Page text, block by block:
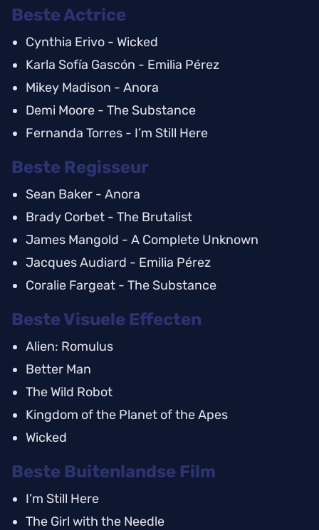
Beste Actrice
Cynthia Erivo - Wicked
Karla Sofía Gascón - Emilia Pérez
Mikey Madison - Anora
Demi Moore - The Substance
Fernanda Torres - I’m Still Here
Beste Regisseur
Sean Baker - Anora
Brady Corbet - The Brutalist
James Mangold - A Complete Unknown
Jacques Audiard - Emilia Pérez
Coralie Fargeat - The Substance
Beste Visuele Effecten
Alien: Romulus
Better Man
The Wild Robot
Kingdom of the Planet of the Apes
Wicked
Beste Buitenlandse Film
I’m Still Here
The Girl with the Needle